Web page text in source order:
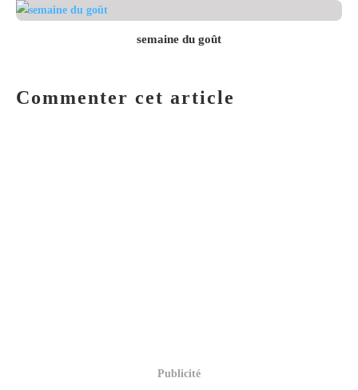
semaine du goût
Commenter cet article
Publicité